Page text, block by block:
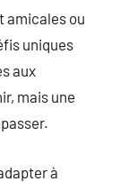
amicales ou
uniques
aux
mais une
à